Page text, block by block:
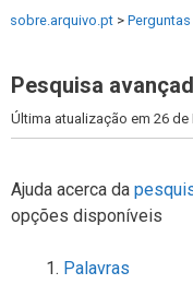
sobre.arquivo.pt >
Pesquisa
Última atualização em 26 de
Ajuda acerca da
opções disponíveis
Palavras